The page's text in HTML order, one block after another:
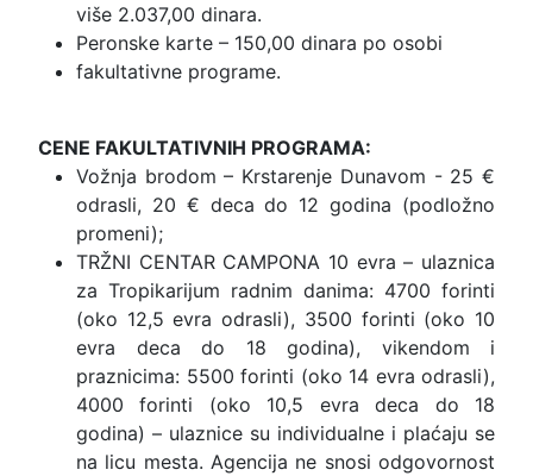
više 2.037,00 dinara.
Peronske karte – 150,00 dinara po osobi
fakultativne programe.
CENE FAKULTATIVNIH PROGRAMA:
Vožnja brodom – Krstarenje Dunavom - 25 €
odrasli, 20 € deca do 12 godina (podložno
promeni);
TRŽNI CENTAR CAMPONA 10 evra – ulaznica
za Tropikarijum radnim danima: 4700 forinti
(oko 12,5 evra odrasli), 3500 forinti (oko 10
evra deca do 18 godina), vikendom i
praznicima: 5500 forinti (oko 14 evra odrasli),
4000 forinti (oko 10,5 evra deca do 18
godina) – ulaznice su individualne i plaćaju se
na licu mesta. Agencija ne snosi odgovornost